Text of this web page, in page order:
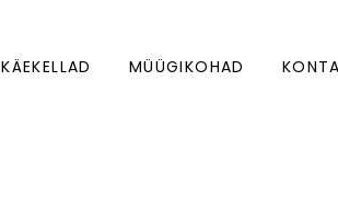
KÄEKELLAD MÜÜGIKOHAD